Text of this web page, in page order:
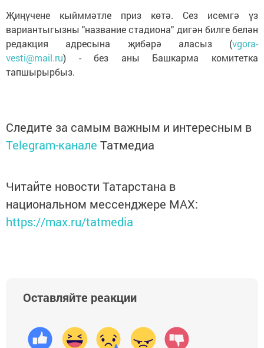
Җиңүчене кыйммәтле приз көтә. Сез исемгә үз
вариантыгызны "название стадиона" дигән билге белән
редакция адресына җибәрә аласыз (vgora-
vesti@mail.ru) - без аны Башкарма комитетка
тапшырырбыз.
Следите за самым важным и интересным в
Telegram-канале Татмедиа
Читайте новости Татарстана в
национальном мессенджере MАХ:
https://max.ru/tatmedia
Оставляйте реакции